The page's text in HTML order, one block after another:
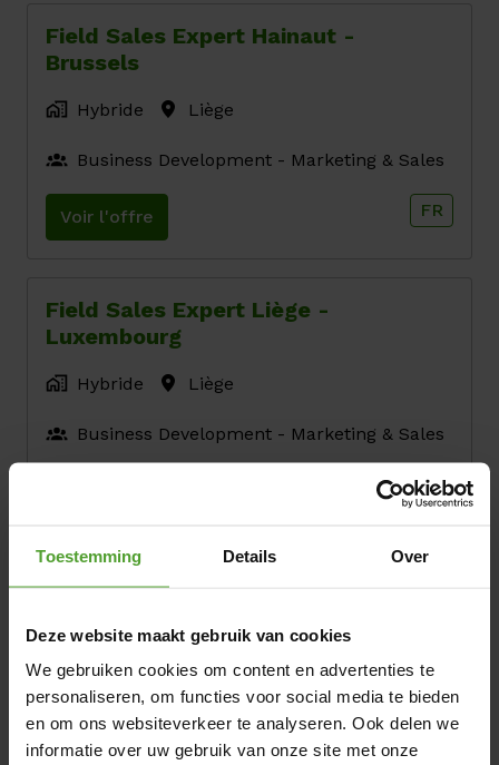
Toestemming Details Over
Deze website maakt gebruik van cookies
We gebruiken cookies om content en advertenties te
personaliseren, om functies voor social media te bieden
en om ons websiteverkeer te analyseren. Ook delen we
informatie over uw gebruik van onze site met onze
Field Sales Expert Hainaut -
Brussels
Hybride Liège
Business Development - Marketing & Sales
Voir l'offre FR
Field Sales Expert Liège -
Luxembourg
Hybride Liège
Business Development - Marketing & Sales
FR
DevSecOps Security Analyst
Hybride Bruxelles
IT, Data & Digital
EN FR NL